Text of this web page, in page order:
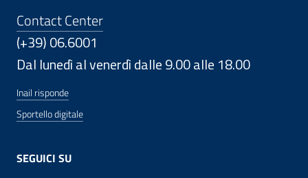
Contact Center
(+39) 06.6001
Dal lunedì al venerdì dalle 9.00 alle 18.00
Inail risponde
Sportello digitale
SEGUICI SU